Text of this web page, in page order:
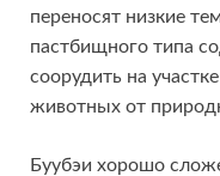
переносят низкие
пастбищного типа
соорудить на
животных от
Буубэи хорошо